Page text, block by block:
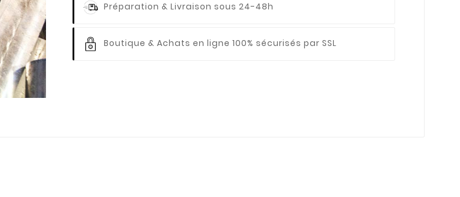
Préparation & Livraison sous 24-48h
Boutique & Achats en ligne 100% sécurisés par SSL